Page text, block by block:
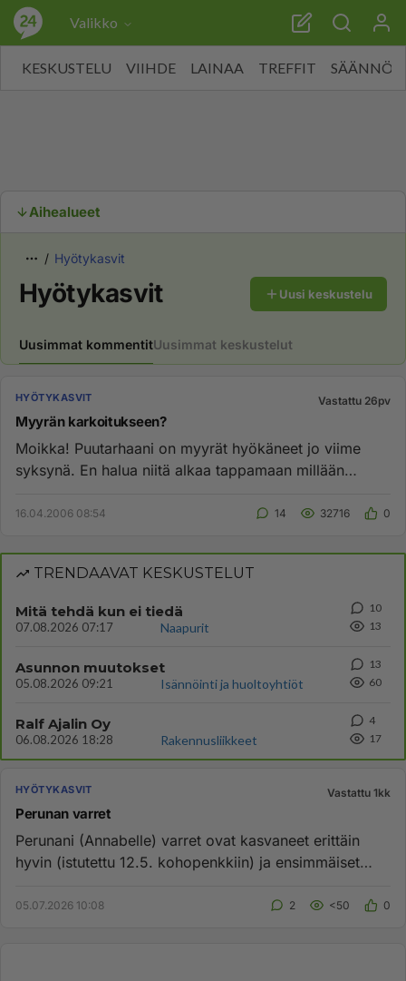
Valikko
KESKUSTELU VIIHDE LAINAA TREFFIT SÄÄNNÖT
Aihealueet
Hyötykasvit
Hyötykasvit Uusi keskustelu
Uusimmat kommentitUusimmat keskustelut
HYÖTYKASVIT Vastattu 26pv
Myyrän karkoitukseen?
Moikka! Puutarhaani on myyrät hyökäneet jo viime
syksynä. En halua niitä alkaa tappamaan millään
16.04.2006 08:54 14 32716 0
TRENDAAVAT KESKUSTELUT
Mitä tehdä kun ei tiedä
07.08.2026 07:17 Naapurit
10
13
Asunnon muutokset
05.08.2026 09:21 Isännöinti ja huoltoyhtiöt
13
60
Ralf Ajalin Oy
06.08.2026 18:28 Rakennusliikkeet
4
17
HYÖTYKASVIT Vastattu 1kk
Perunan varret
Perunani (Annabelle) varret ovat kasvaneet erittäin
hyvin (istutettu 12.5. kohopenkkiin) ja ensimmäiset
05.07.2026 10:08 2 <50 0